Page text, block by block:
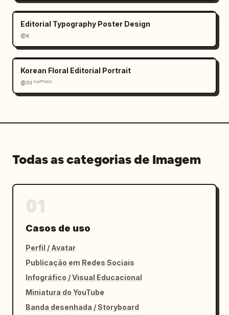
Editorial Typography Poster Design
@K
Korean Floral Editorial Portrait
@𝟡𝟜 ᴾᴸᴬʸᶠᴼᴿᴳᴱ
Todas as categorias de Imagem
Casos de uso
Perfil / Avatar
Publicação em Redes Sociais
Infográfico / Visual Educacional
Miniatura do YouTube
Banda desenhada / Storyboard